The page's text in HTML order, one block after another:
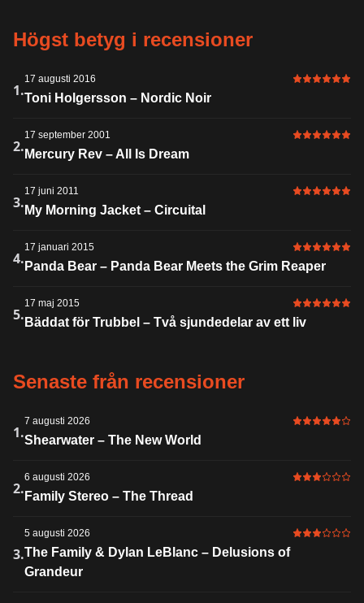
Högst betyg i recensioner
1.
17 augusti 2016 6 av 6 i
Toni Holgersson – Nordic Noir
2.
17 september 2001 6 av 6 i
Mercury Rev – All Is Dream
3.
17 juni 2011 6 av 6 i
My Morning Jacket – Circuital
4.
17 januari 2015 6 av 6 i
Panda Bear – Panda Bear Meets the Grim Reaper
5.
17 maj 2015 6 av 6 i
Bäddat för Trubbel – Två sjundedelar av ett liv
Senaste från recensioner
1.
7 augusti 2026 5 av 6 i
Shearwater – The New World
2.
6 augusti 2026 3 av 6 i
Family Stereo – The Thread
3.
5 augusti 2026 3 av 6 i
The Family & Dylan LeBlanc – Delusions of
Grandeur